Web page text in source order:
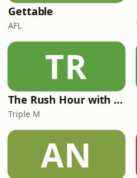
Gettable
AFL
TR
The Rush Hour with JB & Billy
Triple M
AN